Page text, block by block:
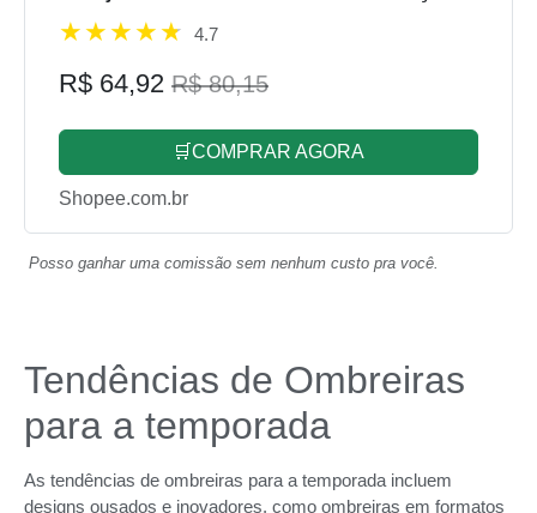
4.7
R$ 64,92 R$ 80,15
🛒COMPRAR AGORA
Shopee.com.br
Posso ganhar uma comissão sem nenhum custo pra você.
Tendências de Ombreiras
para a temporada
As tendências de ombreiras para a temporada incluem
designs ousados e inovadores, como ombreiras em formatos